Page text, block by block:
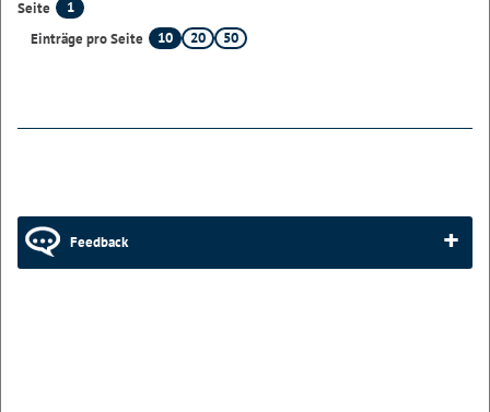
Seite
1
Einträge pro Seite
10 20 50
Feedback